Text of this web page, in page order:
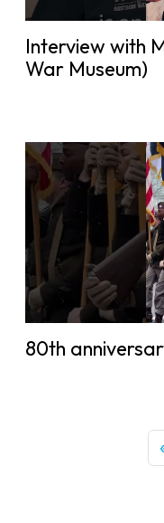
Interview with
War Museum)
80th